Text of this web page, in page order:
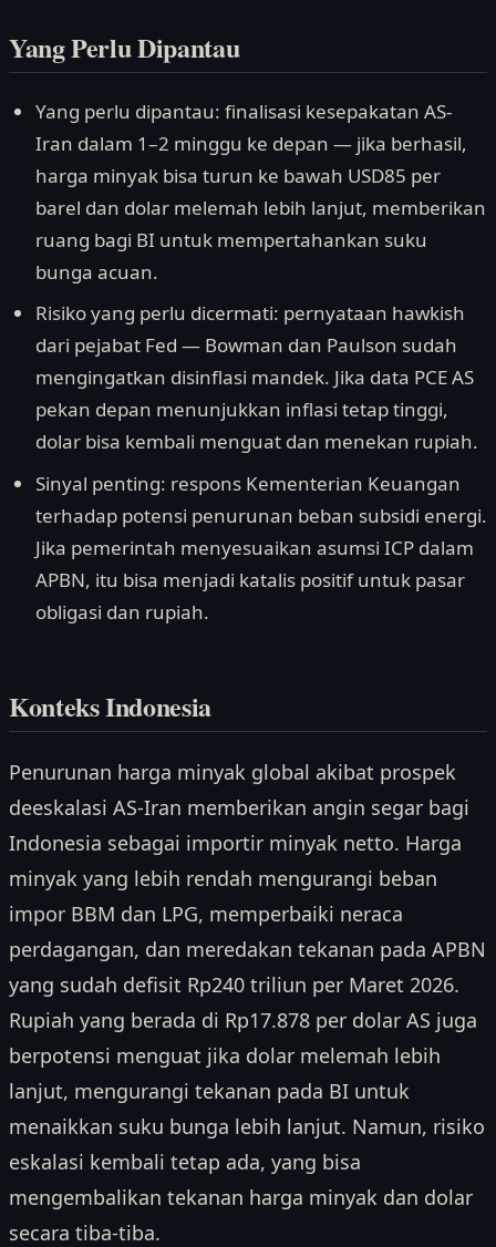
Yang Perlu Dipantau
Yang perlu dipantau: finalisasi kesepakatan AS-
Iran dalam 1–2 minggu ke depan — jika berhasil,
harga minyak bisa turun ke bawah USD85 per
barel dan dolar melemah lebih lanjut, memberikan
ruang bagi BI untuk mempertahankan suku
bunga acuan.
Risiko yang perlu dicermati: pernyataan hawkish
dari pejabat Fed — Bowman dan Paulson sudah
mengingatkan disinflasi mandek. Jika data PCE AS
pekan depan menunjukkan inflasi tetap tinggi,
dolar bisa kembali menguat dan menekan rupiah.
Sinyal penting: respons Kementerian Keuangan
terhadap potensi penurunan beban subsidi energi.
Jika pemerintah menyesuaikan asumsi ICP dalam
APBN, itu bisa menjadi katalis positif untuk pasar
obligasi dan rupiah.
Konteks Indonesia
Penurunan harga minyak global akibat prospek
deeskalasi AS-Iran memberikan angin segar bagi
Indonesia sebagai importir minyak netto. Harga
minyak yang lebih rendah mengurangi beban
impor BBM dan LPG, memperbaiki neraca
perdagangan, dan meredakan tekanan pada APBN
yang sudah defisit Rp240 triliun per Maret 2026.
Rupiah yang berada di Rp17.878 per dolar AS juga
berpotensi menguat jika dolar melemah lebih
lanjut, mengurangi tekanan pada BI untuk
menaikkan suku bunga lebih lanjut. Namun, risiko
eskalasi kembali tetap ada, yang bisa
mengembalikan tekanan harga minyak dan dolar
secara tiba-tiba.